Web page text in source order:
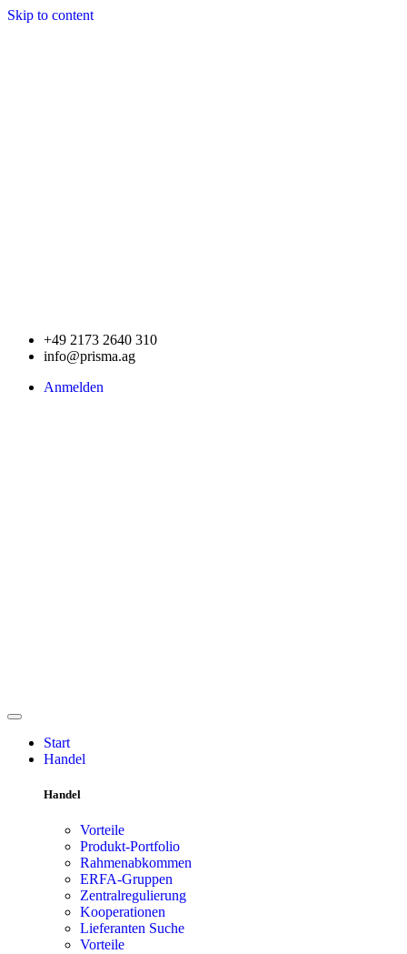
Skip to content
+49 2173 2640 310
info@prisma.ag
Anmelden
Start
Handel
Handel
Vorteile
Produkt-Portfolio
Rahmenabkommen
ERFA-Gruppen
Zentralregulierung
Kooperationen
Lieferanten Suche
Vorteile